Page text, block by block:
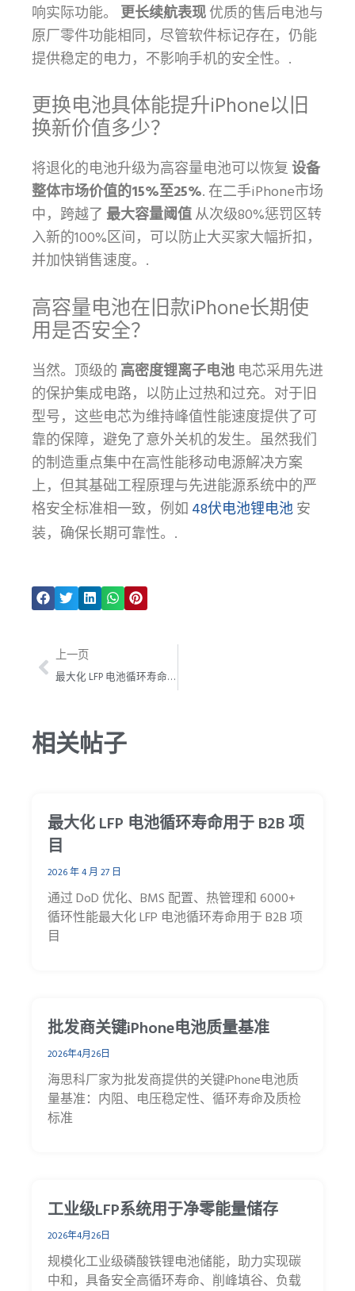
响实际功能。 更长续航表现优质的售后电池与
原厂零件功能相同，尽管软件标记存在，仍能
提供稳定的电力，不影响手机的安全性。.
更换电池具体能提升iPhone以旧
换新价值多少？
将退化的电池升级为高容量电池可以恢复设备
整体市场价值的15%至25%. 在二手iPhone市场
中，跨越了 最大容量阈值从次级80%惩罚区转
入新的100%区间，可以防止大买家大幅折扣，
并加快销售速度。.
高容量电池在旧款iPhone长期使
用是否安全？
当然。顶级的 高密度锂离子电池 电芯采用先进
的保护集成电路，以防止过热和过充。对于旧
型号，这些电芯为维持峰值性能速度提供了可
靠的保障，避免了意外关机的发生。虽然我们
的制造重点集中在高性能移动电源解决方案
上，但其基础工程原理与先进能源系统中的严
格安全标准相一致，例如 48伏电池锂电池安
装，确保长期可靠性。.
上一页
上一页
最大化 LFP 电池循环寿命用于 B2B 项目
相关帖子
最大化 LFP 电池循环寿命用于 B2B 项
目
2026 年 4 月 27 日
通过 DoD 优化、BMS 配置、热管理和 6000+
循环性能最大化 LFP 电池循环寿命用于 B2B 项
目
批发商关键iPhone电池质量基准
2026年4月26日
海思科厂家为批发商提供的关键iPhone电池质
量基准：内阻、电压稳定性、循环寿命及质检
标准
工业级LFP系统用于净零能量储存
2026年4月26日
规模化工业级磷酸铁锂电池储能，助力实现碳
中和，具备安全高循环寿命、削峰填谷、负载